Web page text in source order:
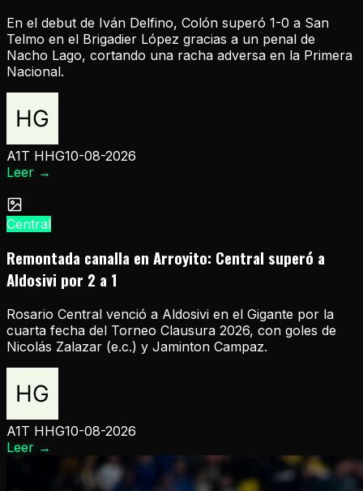
En el debut de Iván Delfino, Colón superó 1-0 a San
Telmo en el Brigadier López gracias a un penal de
Nacho Lago, cortando una racha adversa en la Primera
Nacional.
A1T HHG10-08-2026
Leer →
Central
Remontada canalla en Arroyito: Central superó a
Aldosivi por 2 a 1
Rosario Central venció a Aldosivi en el Gigante por la
cuarta fecha del Torneo Clausura 2026, con goles de
Nicolás Zalazar (e.c.) y Jaminton Campaz.
A1T HHG10-08-2026
Leer →